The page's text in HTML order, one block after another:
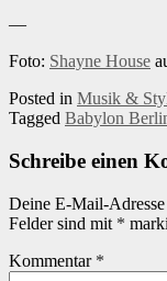
—
Foto: Shayne House
Posted in Musik &
Tagged Babylon
Schreibe einen
Deine E-Mail-
Felder sind mit *
Kommentar *